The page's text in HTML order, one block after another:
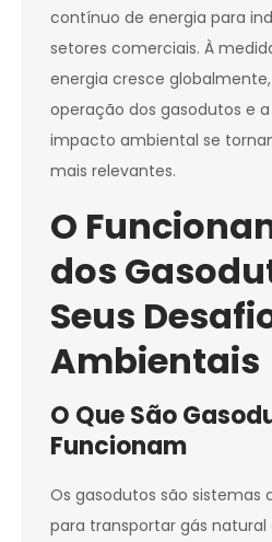
contínuo de energia para
setores comerciais. À
energia cresce
operação dos gasodutos e
impacto ambiental se
mais relevantes.
O
dos
Seus
Ambientais
O Que São
Funcionam
Os gasodutos são sistemas
para transportar gás